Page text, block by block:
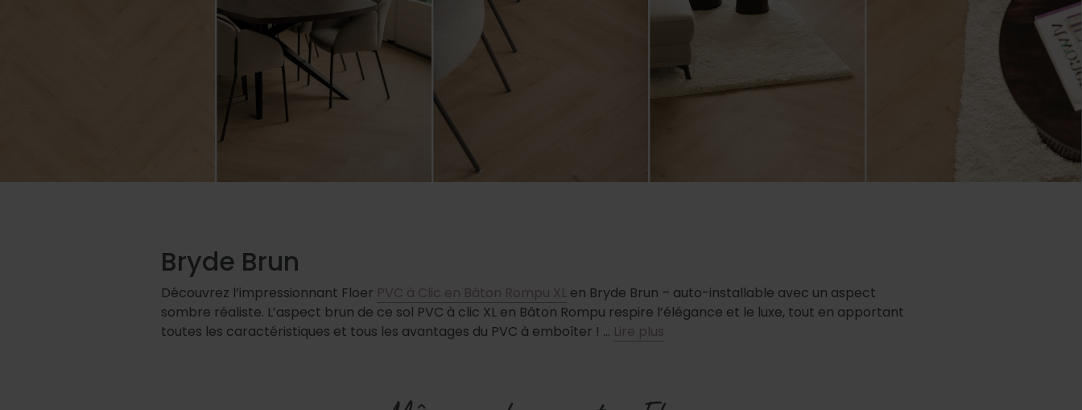
Bryde Brun
Découvrez l’impressionnant Floer PVC à Clic en Bâton Rompu XL en Bryde Brun – auto-installable avec un aspect
sombre réaliste. L’aspect brun de ce sol PVC à clic XL en Bâton Rompu respire l’élégance et le luxe, tout en apportant
toutes les caractéristiques et tous les avantages du PVC à emboîter ! … Lire plus